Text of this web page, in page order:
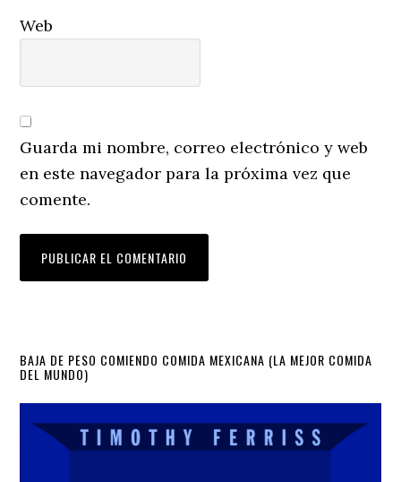
Web
Guarda mi nombre, correo electrónico y web
en este navegador para la próxima vez que
comente.
Primary
Sidebar
BAJA DE PESO COMIENDO COMIDA MEXICANA (LA MEJOR COMIDA
DEL MUNDO)